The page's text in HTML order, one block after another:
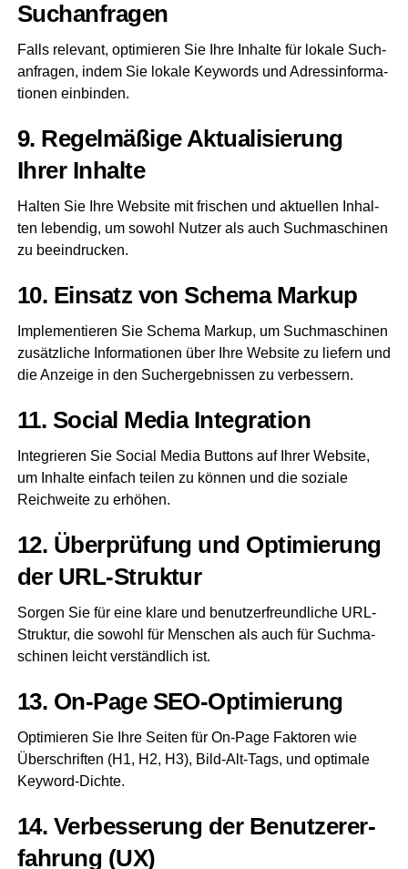
Suchanfragen
Falls rele­vant, opti­mie­ren Sie Ihre Inhal­te für loka­le Such­
an­fra­gen, indem Sie loka­le Key­words und Adress­in­for­ma­
tio­nen einbinden.
9. Regel­mä­ßi­ge Aktua­li­sie­rung
Ihrer Inhalte
Hal­ten Sie Ihre Web­site mit fri­schen und aktu­el­len Inhal­
ten leben­dig, um sowohl Nut­zer als auch Such­ma­schi­nen
zu beeindrucken.
10. Ein­satz von Sche­ma Markup
Imple­men­tie­ren Sie Sche­ma Mark­up, um Such­ma­schi­nen
zusätz­li­che Infor­ma­tio­nen über Ihre Web­site zu lie­fern und
die Anzei­ge in den Such­ergeb­nis­sen zu verbessern.
11. Social Media Integration
Inte­grie­ren Sie Social Media But­tons auf Ihrer Web­site,
um Inhal­te ein­fach tei­len zu kön­nen und die sozia­le
Reich­wei­te zu erhöhen.
12. Über­prü­fung und Opti­mie­rung
der URL-Struktur
Sor­gen Sie für eine kla­re und benut­zer­freund­li­che URL-
Struk­tur, die sowohl für Men­schen als auch für Such­ma­
schi­nen leicht ver­ständ­lich ist.
13. On-Page SEO-Optimierung
Opti­mie­ren Sie Ihre Sei­ten für On-Page Fak­to­ren wie
Über­schrif­ten (H1, H2, H3), Bild-Alt-Tags, und opti­ma­le
Keyword-Dichte.
14. Ver­bes­se­rung der Benut­zer­er­
fah­rung (UX)